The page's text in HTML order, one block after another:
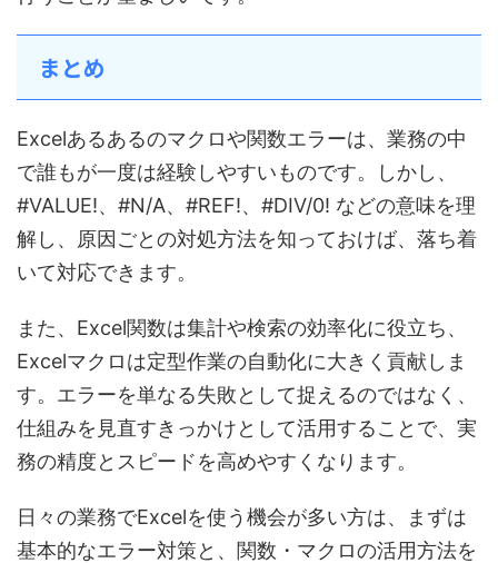
まとめ
Excelあるあるのマクロや関数エラーは、業務の中
で誰もが一度は経験しやすいものです。しかし、
#VALUE!、#N/A、#REF!、#DIV/0! などの意味を理
解し、原因ごとの対処方法を知っておけば、落ち着
いて対応できます。
また、Excel関数は集計や検索の効率化に役立ち、
Excelマクロは定型作業の自動化に大きく貢献しま
す。エラーを単なる失敗として捉えるのではなく、
仕組みを見直すきっかけとして活用することで、実
務の精度とスピードを高めやすくなります。
日々の業務でExcelを使う機会が多い方は、まずは
基本的なエラー対策と、関数・マクロの活用方法を